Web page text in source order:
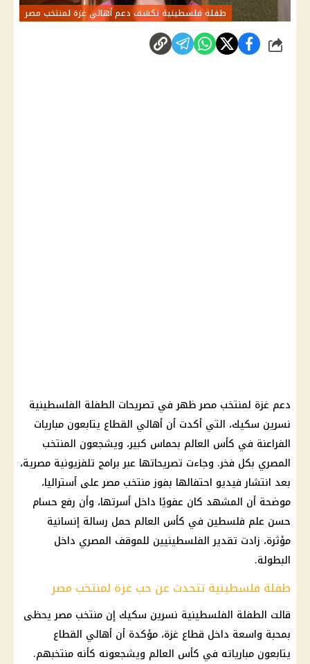
طفلة فلسطينية تكشف دعم أهالي غزة لمنتخب مصر
شارك
دعم غزة لمنتخب مصر ظهر في تصريحات الطفلة الفلسطينية
نسرين سكيك، التي أكدت أن أهالي القطاع يتابعون مباريات
الفراعنة في كأس العالم بحماس كبير، ويشجعون المنتخب
المصري بكل فخر. وجاءت تصريحاتها عبر برامج تلفزيونية مصرية،
بعد انتشار فيديو احتفالها بفوز منتخب مصر على أستراليا،
موضحة أن المشهد كان عفويًا داخل أسرتها، وأن رفع حسام
حسن علم فلسطين في كأس العالم حمل رسالة إنسانية
مؤثرة، زادت تقدير الفلسطينيين للموقف المصري داخل
البطولة.
طفلة فلسطينية تتحدث عن حب غزة لمنتخب مصر
قالت الطفلة الفلسطينية نسرين سكيك إن منتخب مصريحظى
بمحبة واسعة داخل قطاع غزة، مؤكدة أن أهالي القطاع
يتابعون مبارياته في كأس العالم ويشجعونه كأنه منتخبهم.